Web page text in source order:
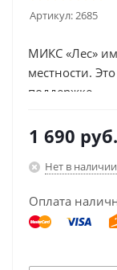
Артикул:2685
МИКС «Лес»
местности.
поддержке...
1 690 руб.
Нет в наличии
Оплата